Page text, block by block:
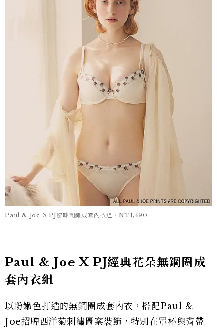
Paul & Joe X PJ貓咪刺繡成套內衣組，NT1,490
Paul & Joe X PJ經典花朵無鋼圈成
套內衣組
以粉嫩色打造的無鋼圈成套內衣，搭配Paul &
Joe招牌西洋菊刺繡圖案裝飾，特別在罩杯與背帶